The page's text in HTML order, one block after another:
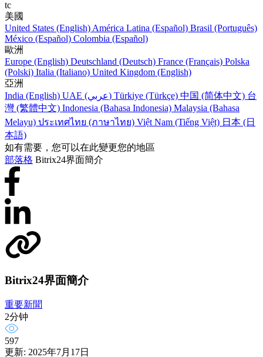
tc
美國
United States (English) América Latina (Español) Brasil (Português)
México (Español) Colombia (Español)
歐洲
Europe (English) Deutschland (Deutsch) France (Français) Polska
(Polski) Italia (Italiano) United Kingdom (English)
亞洲
India (English)
UAE (عربي) Türkiye (Türkçe) 中国 (简体中文) 台
灣 (繁體中文) Indonesia (Bahasa Indonesia) Malaysia (Bahasa
Melayu) ประเทศไทย (ภาษาไทย) Việt Nam (Tiếng Việt) 日本 (日
本語)
如有需要，您可以在此變更您的地區
部落格 Bitrix24界面簡介
Bitrix24界面簡介
重要新聞
2分钟
597
更新: 2025年7月17日